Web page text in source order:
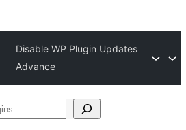
Disable WP Plugin Updates
Advance